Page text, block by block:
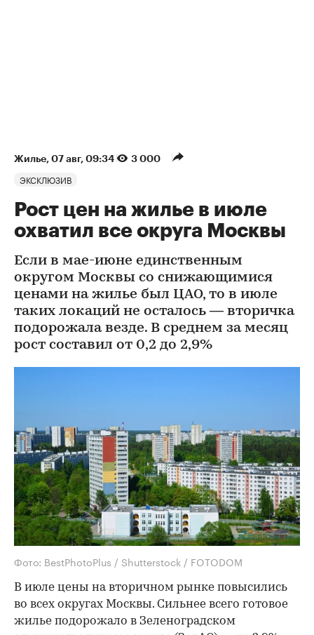
Жилье⁠, 07 авг, 09:34 3 000
ЭКСКЛЮЗИВ
Рост цен на жилье в июле
охватил все округа Москвы
Если в мае-июне единственным
округом Москвы со снижающимися
ценами на жилье был ЦАО, то в июле
таких локаций не осталось — вторичка
подорожала везде. В среднем за месяц
рост составил от 0,2 до 2,9%
Фото: BestPhotoPlus / Shutterstock / FOTODOM
В июле цены на вторичном рынке повысились
во всех округах Москвы. Сильнее всего готовое
жилье подорожало в Зеленоградском